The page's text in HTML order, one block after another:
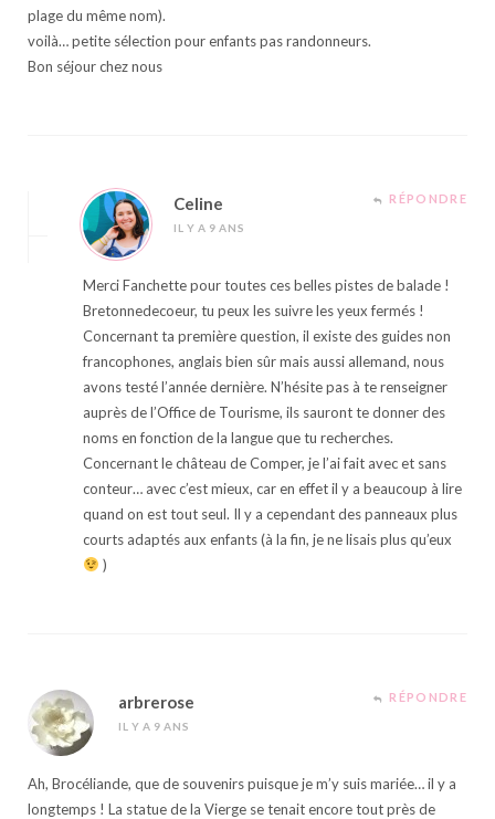
plage du même nom).
voilà… petite sélection pour enfants pas randonneurs.
Bon séjour chez nous
Celine
IL Y A 9 ANS
RÉPONDRE
Merci Fanchette pour toutes ces belles pistes de balade !
Bretonnedecoeur, tu peux les suivre les yeux fermés !
Concernant ta première question, il existe des guides non
francophones, anglais bien sûr mais aussi allemand, nous
avons testé l’année dernière. N’hésite pas à te renseigner
auprès de l’Office de Tourisme, ils sauront te donner des
noms en fonction de la langue que tu recherches.
Concernant le château de Comper, je l’ai fait avec et sans
conteur… avec c’est mieux, car en effet il y a beaucoup à lire
quand on est tout seul. Il y a cependant des panneaux plus
courts adaptés aux enfants (à la fin, je ne lisais plus qu’eux
)
arbrerose
IL Y A 9 ANS
RÉPONDRE
Ah, Brocéliande, que de souvenirs puisque je m’y suis mariée… il y a
longtemps ! La statue de la Vierge se tenait encore tout près de